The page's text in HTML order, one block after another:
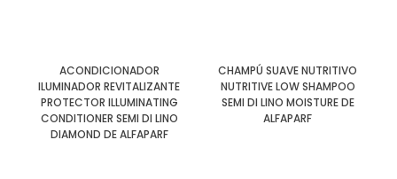
ACONDICIONADOR
ILUMINADOR REVITALIZANTE
PROTECTOR ILLUMINATING
CONDITIONER SEMI DI LINO
DIAMOND DE ALFAPARF
CHAMPÚ SUAVE NUTRITIVO
NUTRITIVE LOW SHAMPOO
SEMI DI LINO MOISTURE DE
ALFAPARF